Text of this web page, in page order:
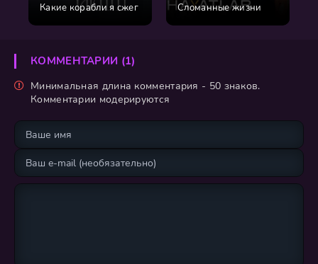
Какие корабли я сжег Сломанные жизни
КОММЕНТАРИИ (1)
Минимальная длина комментария - 50 знаков.
Комментарии модерируются